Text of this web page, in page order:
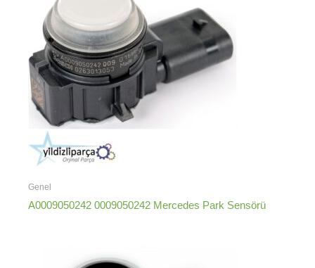
Genel
A0009050242 0009050242 Mercedes Park Sensörü